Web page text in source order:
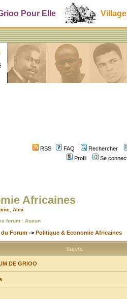
Pour Elle Village
RSS FAQ
Rechercher
Profil
Se
Africaines
Alex
forum : Aucun
Forum -> Politique & Economie Africaines
Sujets
DE GRIOO